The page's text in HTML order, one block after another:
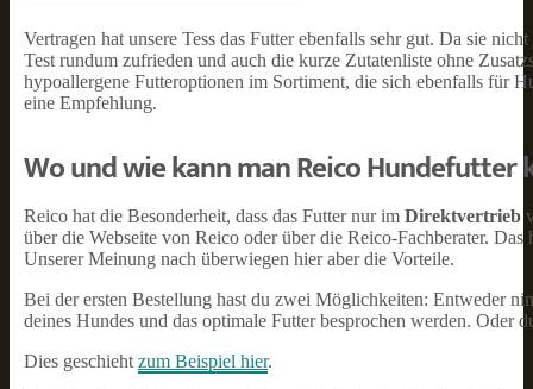
Vertragen hat unsere Tess das Futter ebenfalls sehr gut. Da sie
Test rundum zufrieden und auch die kurze Zutatenliste ohne
hypoallergene Futteroptionen im Sortiment, die sich ebenfalls für
eine Empfehlung.
Wo und wie kann man Reico Hundefutter
Reico hat die Besonderheit, dass das Futter nur im Direktvertrieb
über die Webseite von Reico oder über die Reico-Fachberater.
Unserer Meinung nach überwiegen hier aber die Vorteile.
Bei der ersten Bestellung hast du zwei Möglichkeiten: Entweder
deines Hundes und das optimale Futter besprochen werden. Oder
Dies geschieht zum Beispiel hier.